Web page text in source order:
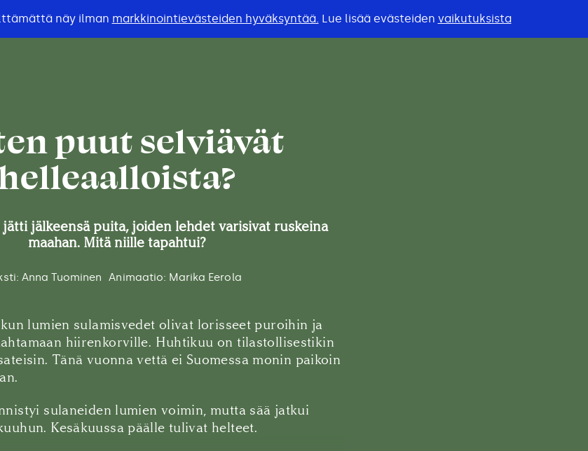
näy ilman markkinointievästeiden hyväksyntää. Lue lisää evästeiden vaikutuksista
puut selviävät
jätti jälkeensä puita, joiden lehdet varisivat ruskeina
maahan. Mitä niille tapahtui?
Anna Tuominen Animaatio: Marika Eerola
lumien sulamisvedet olivat lorisseet puroihin ja
hiirenkorville. Huhtikuu on tilastollisestikin
Tänä vuonna vettä ei Suomessa monin paikoin
sulaneiden lumien voimin, mutta sää jatkui
Kesäkuussa päälle tulivat helteet.